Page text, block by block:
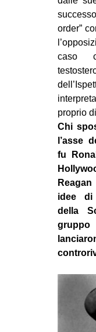
order”
caso
proprio
Chi
l’asse
fu
idee di
della